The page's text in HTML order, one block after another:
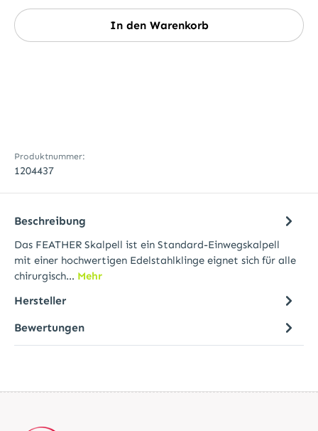
In den Warenkorb
Produktnummer:
1204437
Beschreibung
Das FEATHER Skalpell ist ein Standard-Einwegskalpell
mit einer hochwertigen Edelstahlklinge eignet sich für alle
chirurgisch… Mehr
Hersteller
Bewertungen